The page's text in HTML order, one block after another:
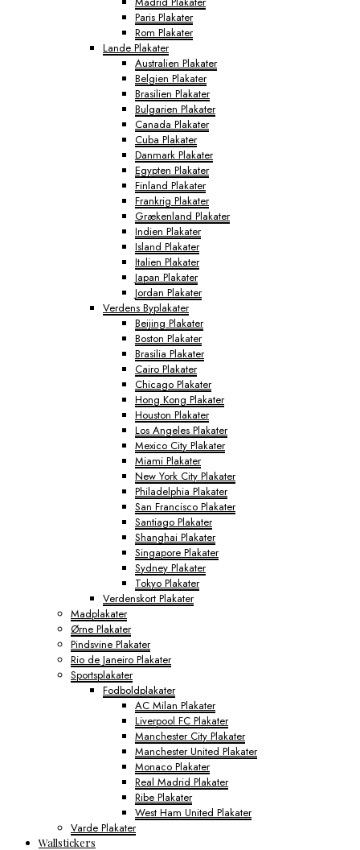
Paris Plakater
Rom Plakater
Lande Plakater
Australien Plakater
Belgien Plakater
Brasilien Plakater
Bulgarien Plakater
Canada Plakater
Cuba Plakater
Danmark Plakater
Egypten Plakater
Finland Plakater
Frankrig Plakater
Grækenland Plakater
Indien Plakater
Island Plakater
Italien Plakater
Japan Plakater
Jordan Plakater
Verdens Byplakater
Beijing Plakater
Boston Plakater
Brasilia Plakater
Cairo Plakater
Chicago Plakater
Hong Kong Plakater
Houston Plakater
Los Angeles Plakater
Mexico City Plakater
Miami Plakater
New York City Plakater
Philadelphia Plakater
San Francisco Plakater
Santiago Plakater
Shanghai Plakater
Singapore Plakater
Sydney Plakater
Tokyo Plakater
Verdenskort Plakater
Madplakater
Ørne Plakater
Pindsvine Plakater
Rio de Janeiro Plakater
Sportsplakater
Fodboldplakater
AC Milan Plakater
Liverpool FC Plakater
Manchester City Plakater
Manchester United Plakater
Monaco Plakater
Real Madrid Plakater
Ribe Plakater
West Ham United Plakater
Varde Plakater
Wallstickers